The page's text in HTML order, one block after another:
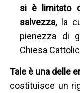
si è limitato
salvezza, la
pienezza di
Chiesa
Tale è una delle
costituisce un